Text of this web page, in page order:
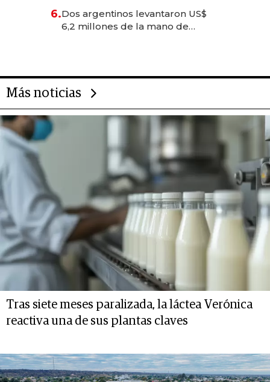
para convertirse en experiencias
transformadoras
6.Dos argentinos levantaron US$
6,2 millones de la mano de
Más noticias
Tras siete meses paralizada, la láctea Verónica
reactiva una de sus plantas claves